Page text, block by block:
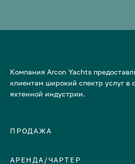
Компания Arcon Yachts
клиентам широкий спектр услуг в
яхтенной индустрии.
ПРОДАЖА
АРЕНДА/ЧАРТЕР